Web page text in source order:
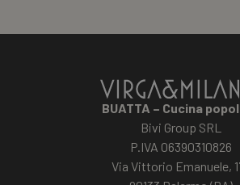
BUATTA – Cucina
Bivi Group SRL
P.IVA 06390310826
Via Vittorio Emanuele,